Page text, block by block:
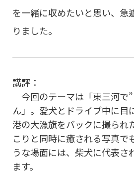
を一緒に収めたいと思い、急
りました。
講評：
今回のテーマは「東三河で
ん」。愛犬とドライブ中に目
港の大漁旗をバックに撮られ
こりと同時に癒される写真で
うな場面には、柴犬に代表さ
ます。